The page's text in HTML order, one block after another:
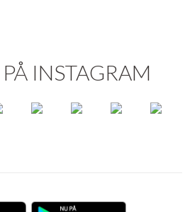
INSTAGRAM